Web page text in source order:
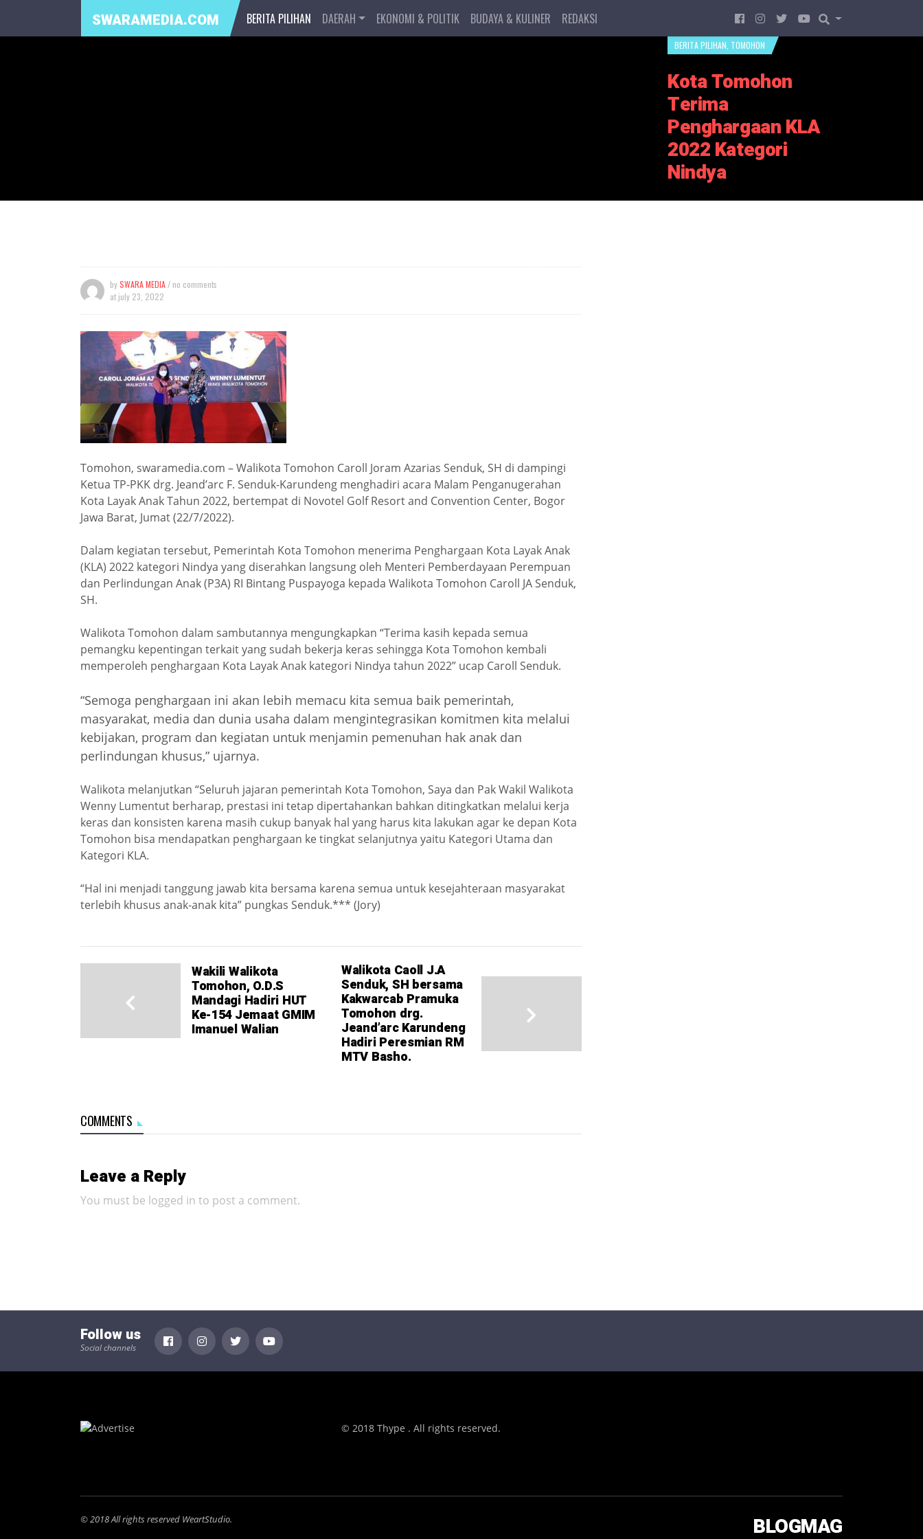
SWARAMEDIA.COM BERITA PILIHAN DAERAH EKONOMI & POLITIK BUDAYA & KULINER REDAKSI
BERITA PILIHAN TOMOHON
Kota Tomohon
Terima
Penghargaan KLA
2022 Kategori
Nindya
bySWARA MEDIA / no comments
at july 23, 2022
Tomohon, swaramedia.com – Walikota Tomohon Caroll Joram Azarias Senduk, SH di dampingi
Ketua TP-PKK drg. Jeand’arc F. Senduk-Karundeng menghadiri acara Malam Penganugerahan
Kota Layak Anak Tahun 2022, bertempat di Novotel Golf Resort and Convention Center, Bogor
Jawa Barat, Jumat (22/7/2022).
Dalam kegiatan tersebut, Pemerintah Kota Tomohon menerima Penghargaan Kota Layak Anak
(KLA) 2022 kategori Nindya yang diserahkan langsung oleh Menteri Pemberdayaan Perempuan
dan Perlindungan Anak (P3A) RI Bintang Puspayoga kepada Walikota Tomohon Caroll JA Senduk,
SH.
Walikota Tomohon dalam sambutannya mengungkapkan “Terima kasih kepada semua
pemangku kepentingan terkait yang sudah bekerja keras sehingga Kota Tomohon kembali
memperoleh penghargaan Kota Layak Anak kategori Nindya tahun 2022” ucap Caroll Senduk.
“Semoga penghargaan ini akan lebih memacu kita semua baik pemerintah,
masyarakat, media dan dunia usaha dalam mengintegrasikan komitmen kita melalui
kebijakan, program dan kegiatan untuk menjamin pemenuhan hak anak dan
perlindungan khusus,” ujarnya.
Walikota melanjutkan “Seluruh jajaran pemerintah Kota Tomohon, Saya dan Pak Wakil Walikota
Wenny Lumentut berharap, prestasi ini tetap dipertahankan bahkan ditingkatkan melalui kerja
keras dan konsisten karena masih cukup banyak hal yang harus kita lakukan agar ke depan Kota
Tomohon bisa mendapatkan penghargaan ke tingkat selanjutnya yaitu Kategori Utama dan
Kategori KLA.
“Hal ini menjadi tanggung jawab kita bersama karena semua untuk kesejahteraan masyarakat
terlebih khusus anak-anak kita” pungkas Senduk.*** (Jory)
Wakili Walikota
Tomohon, O.D.S
Mandagi Hadiri HUT
Ke-154 Jemaat GMIM
Imanuel Walian
Walikota Caoll J.A
Senduk, SH bersama
Kakwarcab Pramuka
Tomohon drg.
Jeand’arc Karundeng
Hadiri Peresmian RM
MTV Basho.
COMMENTS
Leave a Reply
You must be logged in to post a comment.
Follow us
Social channels
© 2018 Thype . All rights reserved.
© 2018 All rights reserved WeartStudio. BLOGMAG